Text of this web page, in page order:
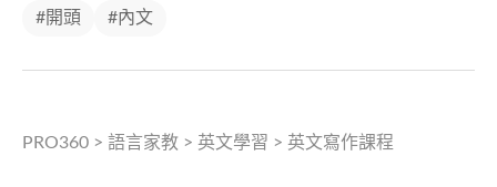
#開頭 #內文
PRO360 > 語言家教 > 英文學習 > 英文寫作課程